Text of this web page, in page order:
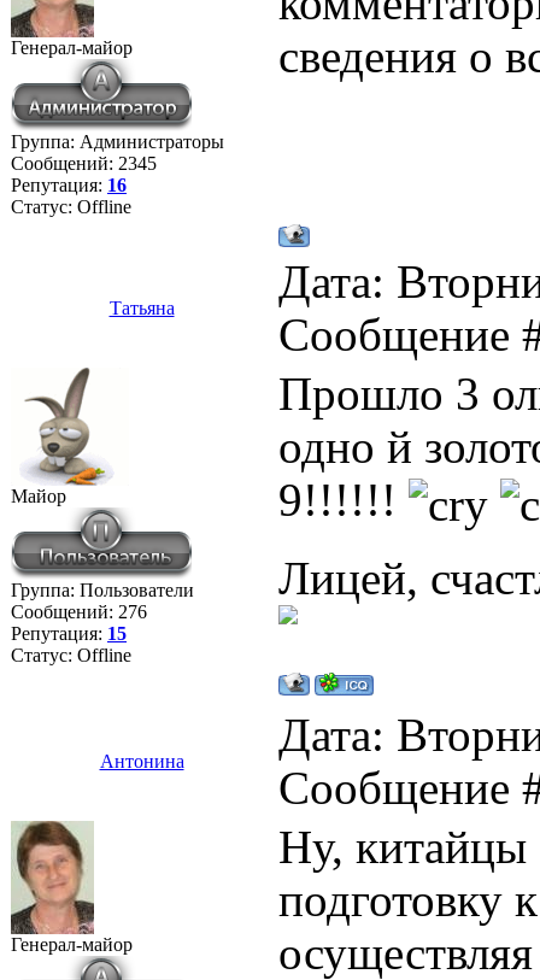
Генерал-майор
Группа: Администраторы
Сообщений: 2345
Репутация: 16
Статус: Offline
сведения о
Татьяна
Дата:
Сообщение
Майор
Группа: Пользователи
Сообщений: 276
Репутация: 15
Статус: Offline
Прошло 3
одно й
9!!!!!!
Лицей,
Антонина
Дата:
Сообщение
Генерал-майор
Ну,
подготовку